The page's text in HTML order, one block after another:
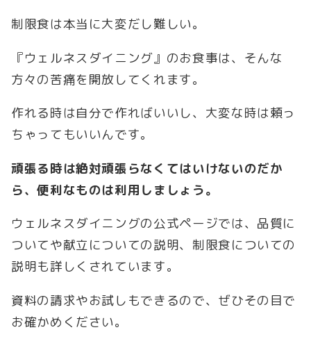
制限食は本当に大変だし難しい。
『ウェルネスダイニング』のお食事は、そんな
方々の苦痛を開放してくれます。
作れる時は自分で作ればいいし、大変な時は頼っ
ちゃってもいいんです。
頑張る時は絶対頑張らなくてはいけないのだか
ら、便利なものは利用しましょう。
ウェルネスダイニングの公式ページでは、品質に
ついてや献立についての説明、制限食についての
説明も詳しくされています。
資料の請求やお試しもできるので、ぜひその目で
お確かめください。